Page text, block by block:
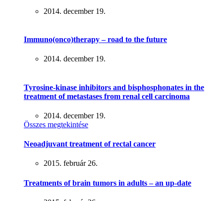
2014. december 19.
Immuno(onco)therapy – road to the future
2014. december 19.
Tyrosine-kinase inhibitors and bisphosphonates in the
treatment of metastases from renal cell carcinoma
2014. december 19.
Összes megtekintése
Neoadjuvant treatment of rectal cancer
2015. február 26.
Treatments of brain tumors in adults – an up-date